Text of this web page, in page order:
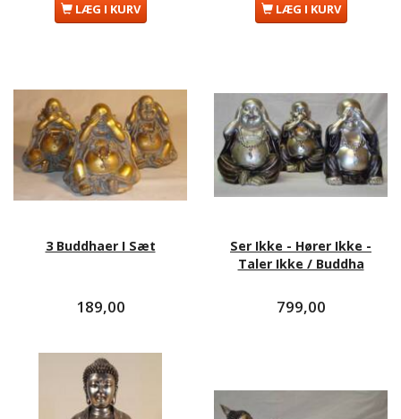
LÆG I KURV LÆG I KURV
3 Buddhaer I Sæt
189,00
Ser Ikke - Hører Ikke -
Taler Ikke / Buddha
799,00